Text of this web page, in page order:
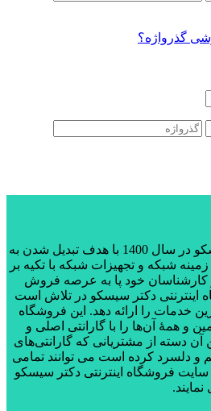
گذرواژه؟
فروشگاه اینترنتی دکتر سیسکو در سال 1400 با هدف تبدیل شدن به
شبکه و تجهیزات شبکه با تکیه بر
خود پا به عرصه فروش
اینترنتی دکتر سیسکو در تلاش است
خدمات را ارائه دهد. این فروشگاه
و همۀ آن‌ها را با گارانتی اصلی و
آن دسته از مشتریانی که گارانتی‌های
و دلسرد کرده است می توانند تمامی
فروشگاه اینترنتی دکتر سیسکو